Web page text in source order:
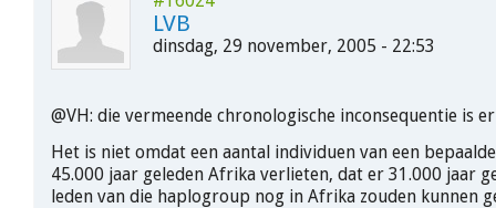
LVB
dinsdag, 29 november, 2005 - 22:53
@VH: die vermeende chronologische inconsequentie is
Het is niet omdat een aantal individuen van een
45.000 jaar geleden Afrika verlieten, dat er 31.000 jaar
leden van die haplogroup nog in Afrika zouden kunnen